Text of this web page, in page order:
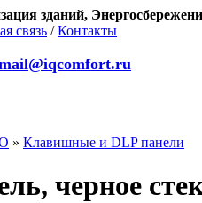
зданий,
связь /Контакты
» Клавишные и DLP панели
черное